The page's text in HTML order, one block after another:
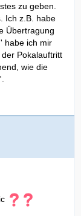
zu geben.
Ich z.B. habe
Übertragung
habe ich mir
Pokalauftritt
wie die